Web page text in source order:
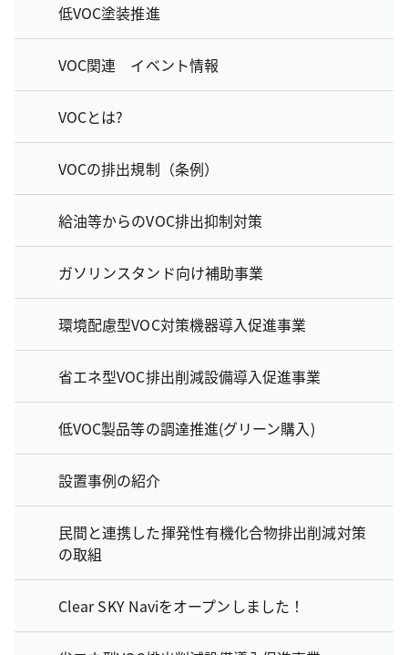
低VOC塗装推進
VOC関連 イベント情報
VOCとは?
VOCの排出規制（条例）
給油等からのVOC排出抑制対策
ガソリンスタンド向け補助事業
環境配慮型VOC対策機器導入促進事業
省エネ型VOC排出削減設備導入促進事業
低VOC製品等の調達推進(グリーン購入)
設置事例の紹介
民間と連携した揮発性有機化合物排出削減対策
の取組
Clear SKY Naviをオープンしました！